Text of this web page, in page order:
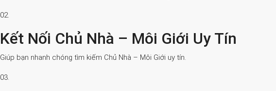
02.
Kết Nối Chủ Nhà – Môi Giới Uy Tín
Giúp bạn nhanh chóng tìm kiếm Chủ Nhà – Môi Giới uy tín.
03.